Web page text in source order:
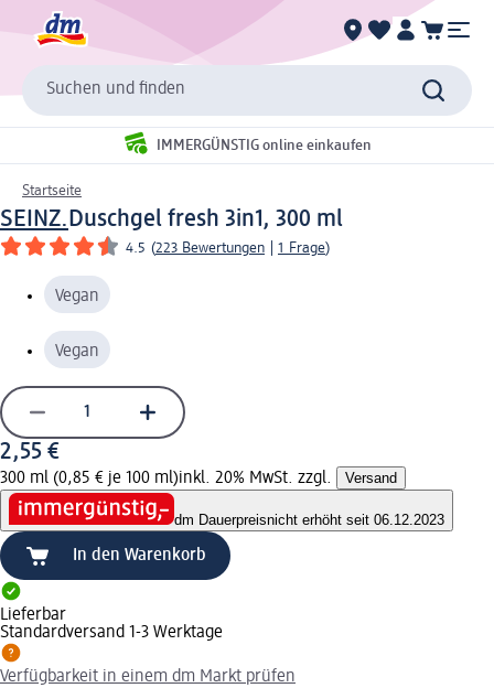
Suchen und finden
IMMERGÜNSTIG online einkaufen
Startseite
SEINZ.Duschgel fresh 3in1, 300 ml
4.5 (223 Bewertungen 1 Frage)
Vegan
Vegan
2,55 €
300 ml (0,85 € je 100 ml)inkl. 20% MwSt. zzgl. Versand
dm Dauerpreisnicht erhöht seit 06.12.2023
In den Warenkorb
Lieferbar
Standardversand 1-3 Werktage
Verfügbarkeit in einem dm Markt prüfen